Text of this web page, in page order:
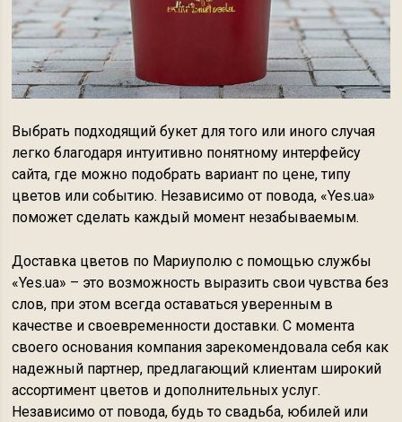
Выбрать подходящий букет для того или иного случая
легко благодаря интуитивно понятному интерфейсу
сайта, где можно подобрать вариант по цене, типу
цветов или событию. Независимо от повода, «Yes.ua»
поможет сделать каждый момент незабываемым.
Доставка цветов по Мариуполю с помощью службы
«Yes.ua» – это возможность выразить свои чувства без
слов, при этом всегда оставаться уверенным в
качестве и своевременности доставки. С момента
своего основания компания зарекомендовала себя как
надежный партнер, предлагающий клиентам широкий
ассортимент цветов и дополнительных услуг.
Независимо от повода, будь то свадьба, юбилей или